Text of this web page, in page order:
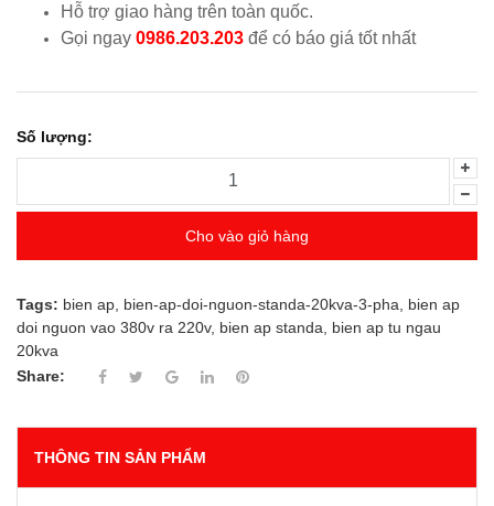
Hỗ trợ giao hàng trên toàn quốc.
Gọi ngay 0986.203.203 để có báo giá tốt nhất
Số lượng:
Cho vào giỏ hàng
Tags: bien ap bien-ap-doi-nguon-standa-20kva-3-pha
bien ap
doi nguon vao 380v ra 220v, bien ap standa
bien ap tu ngau
20kva
Share:
THÔNG TIN SẢN PHẨM